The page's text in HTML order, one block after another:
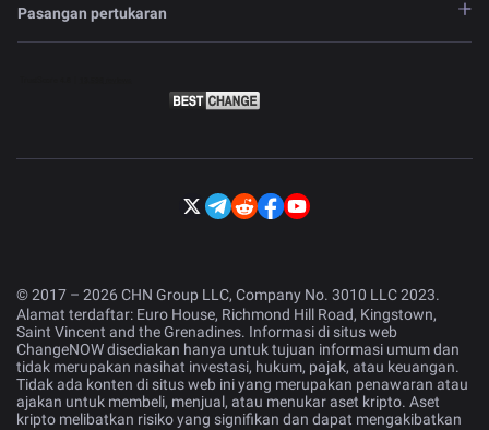
Pasangan pertukaran
© 2017 – 2026 CHN Group LLC, Company No. 3010 LLC 2023.
Alamat terdaftar: Euro House, Richmond Hill Road, Kingstown,
Saint Vincent and the Grenadines. Informasi di situs web
ChangeNOW disediakan hanya untuk tujuan informasi umum dan
tidak merupakan nasihat investasi, hukum, pajak, atau keuangan.
Tidak ada konten di situs web ini yang merupakan penawaran atau
ajakan untuk membeli, menjual, atau menukar aset kripto. Aset
kripto melibatkan risiko yang signifikan dan dapat mengakibatkan